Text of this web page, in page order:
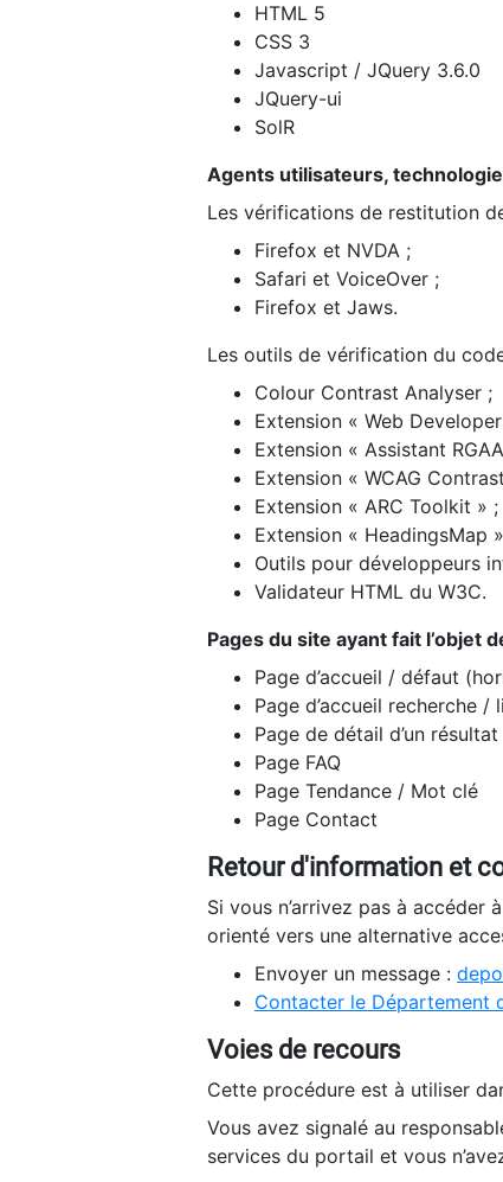
HTML 5
CSS 3
Javascript / JQuery 3.6.0
JQuery-ui
SolR
Agents utilisateurs,
Les vérifications de restitution
Firefox et NVDA ;
Safari et VoiceOver ;
Firefox et Jaws.
Les outils de vérification du
Colour Contrast Analyser ;
Extension « Web
Extension « Assistant
Extension « WCAG
Extension « ARC Toolkit » ;
Extension « HeadingsMap
Outils pour développeurs
Validateur HTML du W3C.
Pages du site ayant fait l’objet
Page d’accueil / défaut
Page d’accueil recherche /
Page de détail d’un résultat
Page FAQ
Page Tendance / Mot clé
Page Contact
Retour d'information et
Si vous n’arrivez pas à
orienté vers une alternative
Envoyer un message :
Contacter le Département
Voies de recours
Cette procédure est à utiliser
Vous avez signalé au
services du portail et vous